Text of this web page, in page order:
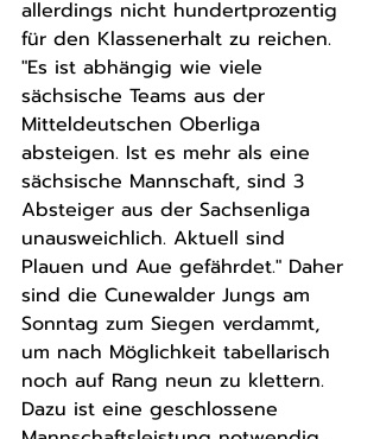
allerdings nicht hundertprozentig
für den Klassenerhalt zu reichen.
"Es ist abhängig wie viele
sächsische Teams aus der
Mitteldeutschen Oberliga
absteigen. Ist es mehr als eine
sächsische Mannschaft, sind 3
Absteiger aus der Sachsenliga
unausweichlich. Aktuell sind
Plauen und Aue gefährdet." Daher
sind die Cunewalder Jungs am
Sonntag zum Siegen verdammt,
um nach Möglichkeit tabellarisch
noch auf Rang neun zu klettern.
Dazu ist eine geschlossene